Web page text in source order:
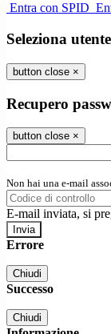
Entra con SPID
Seleziona utente
button close ×
Recupero
button close ×
Non hai una e-mail
E-mail inviata, si
Errore
Chiudi
Successo
Chiudi